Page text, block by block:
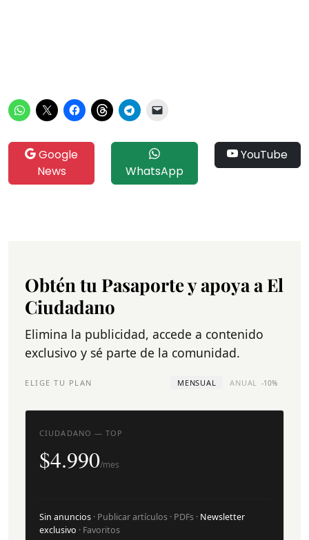
Google
News
WhatsApp
YouTube
Obtén tu Pasaporte y apoya a El
Ciudadano
Elimina la publicidad, accede a contenido
exclusivo y sé parte de la comunidad.
ELIGE TU PLAN MENSUAL ANUAL -10%
CIUDADANO — TOP
$4.990/mes
Sin anuncios · Publicar artículos · PDFs · Newsletter
exclusivo · Favoritos